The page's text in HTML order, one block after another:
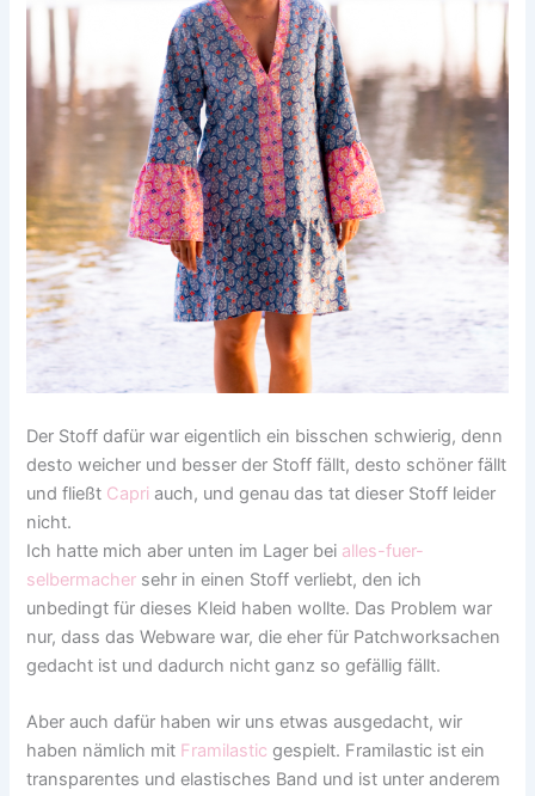
Der Stoff dafür war eigentlich ein bisschen schwierig, denn
desto weicher und besser der Stoff fällt, desto schöner fällt
und fließt Capri auch, und genau das tat dieser Stoff leider
nicht.
Ich hatte mich aber unten im Lager bei alles-fuer-
selbermacher sehr in einen Stoff verliebt, den ich
unbedingt für dieses Kleid haben wollte. Das Problem war
nur, dass das Webware war, die eher für Patchworksachen
gedacht ist und dadurch nicht ganz so gefällig fällt.
Aber auch dafür haben wir uns etwas ausgedacht, wir
haben nämlich mit Framilastic gespielt. Framilastic ist ein
transparentes und elastisches Band und ist unter anderem